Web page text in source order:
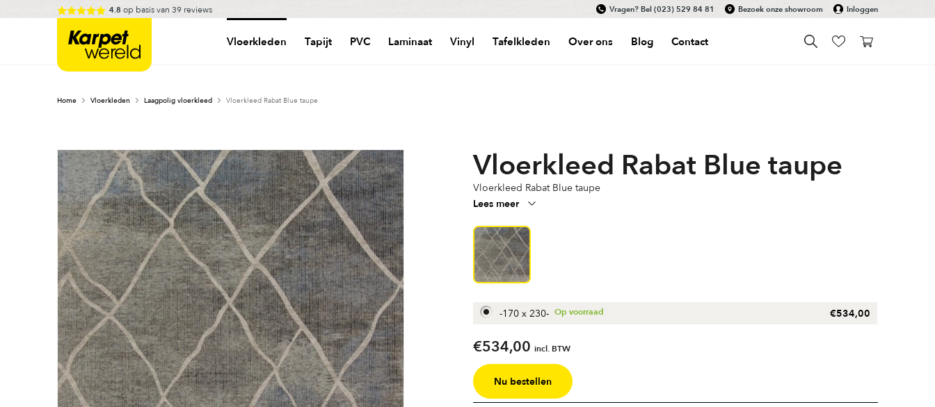
to
4.8 op basis van 39 reviews Vragen? Bel(023) 529 84 81 Bezoek onze showroom Inloggen
Karpetwereld Vloerkleden Tapijt PVC Laminaat Vinyl Tafelkleden Over ons Blog Contact
Home Vloerkleden Laagpolig vloerkleed Vloerkleed Rabat Blue taupe
Vloerkleed Rabat Blue taupe
Vloerkleed Rabat Blue taupe
Lees meer
-170 x 230- €534,00
€534,00 incl. BTW
Nu bestellen